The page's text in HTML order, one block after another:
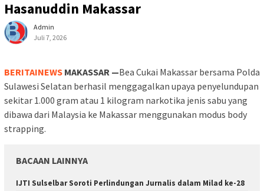
Hasanuddin Makassar
Admin
Juli 7, 2026
BERITAINEWS MAKASSAR —Bea Cukai Makassar bersama Polda
Sulawesi Selatan berhasil menggagalkan upaya penyelundupan
sekitar 1.000 gram atau 1 kilogram narkotika jenis sabu yang
dibawa dari Malaysia ke Makassar menggunakan modus body
strapping.
BACAAN LAINNYA
IJTI Sulselbar Soroti Perlindungan Jurnalis dalam Milad ke-28